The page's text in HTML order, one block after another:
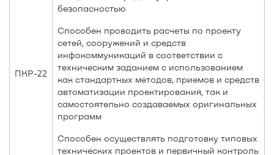
безопасностью
ПКР-22
Способен проводить расчеты по проекту
сетей, сооружений и средств
инфокоммуникаций в соответствии с
техническим заданием с использованием
как стандартных методов, приемов и средств
автоматизации проектирования, так и
самостоятельно создаваемых оригинальных
программ
Способен осуществлять подготовку типовых
технических проектов и первичный контроль